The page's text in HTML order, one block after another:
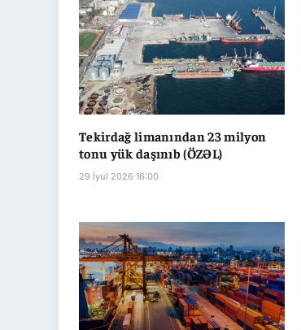
Tekirdağ limanından 23 milyon
tonu yük daşınıb (ÖZƏL)
29 İyul 2026 16:00